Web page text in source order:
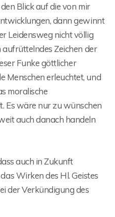
Blick auf die von mir
dann gewinnt
Leidensweg nicht völlig
Zeichen der
Funke göttlicher
Menschen erleuchtet, und
moralische
Es wäre nur zu wünschen
auch danach handeln
auch in Zukunft
Wirken des Hl. Geistes
der Verkündigung des